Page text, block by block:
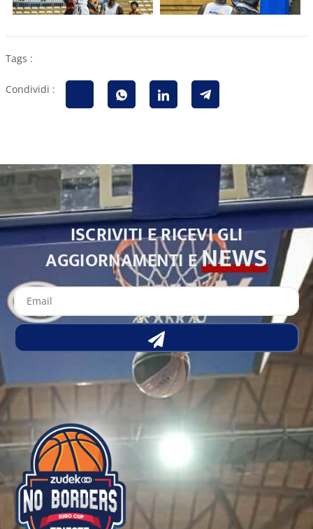
Tags :
Condividi :
ISCRIVITI E RICEVI GLI
AGGIORNAMENTI ENEWS